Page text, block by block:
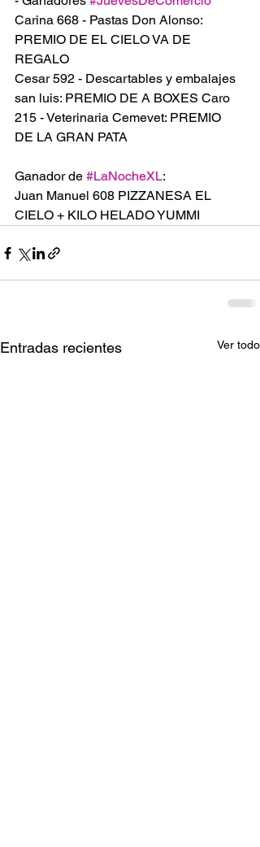
Carina 668 - Pastas Don Alonso:
PREMIO DE EL CIELO VA DE
REGALO
Cesar 592 - Descartables y embalajes
san luis: PREMIO DE A BOXES Caro
215 - Veterinaria Cemevet: PREMIO
DE LA GRAN PATA
Ganador de #LaNocheXL:
Juan Manuel 608 PIZZANESA EL
CIELO + KILO HELADO YUMMI
Entradas recientes Ver todo